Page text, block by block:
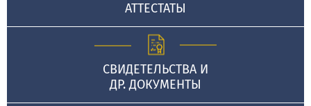
АТТЕСТАТЫ
СВИДЕТЕЛЬСТВА И
ДР. ДОКУМЕНТЫ